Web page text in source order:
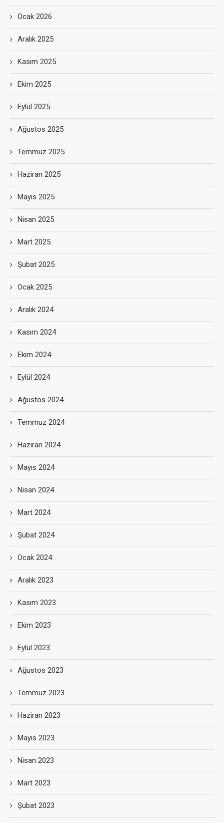
Ocak 2026
Aralık 2025
Kasım 2025
Ekim 2025
Eylül 2025
Ağustos 2025
Temmuz 2025
Haziran 2025
Mayıs 2025
Nisan 2025
Mart 2025
Şubat 2025
Ocak 2025
Aralık 2024
Kasım 2024
Ekim 2024
Eylül 2024
Ağustos 2024
Temmuz 2024
Haziran 2024
Mayıs 2024
Nisan 2024
Mart 2024
Şubat 2024
Ocak 2024
Aralık 2023
Kasım 2023
Ekim 2023
Eylül 2023
Ağustos 2023
Temmuz 2023
Haziran 2023
Mayıs 2023
Nisan 2023
Mart 2023
Şubat 2023